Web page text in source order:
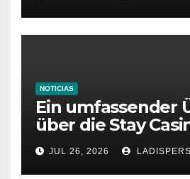
NOTICIAS
Ein umfassender
über die Stay
JUL 26, 2026